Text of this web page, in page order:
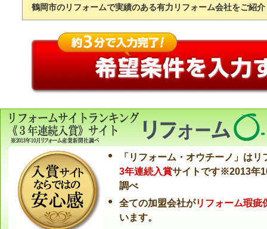
鶴岡市のリフォームで実績のある有力リフォーム会社をご紹介
「リフォーム・オウチーノ」は
3年連続入賞サイトです※2013年
調べ
全ての加盟会社がリフォーム瑕疵
います。